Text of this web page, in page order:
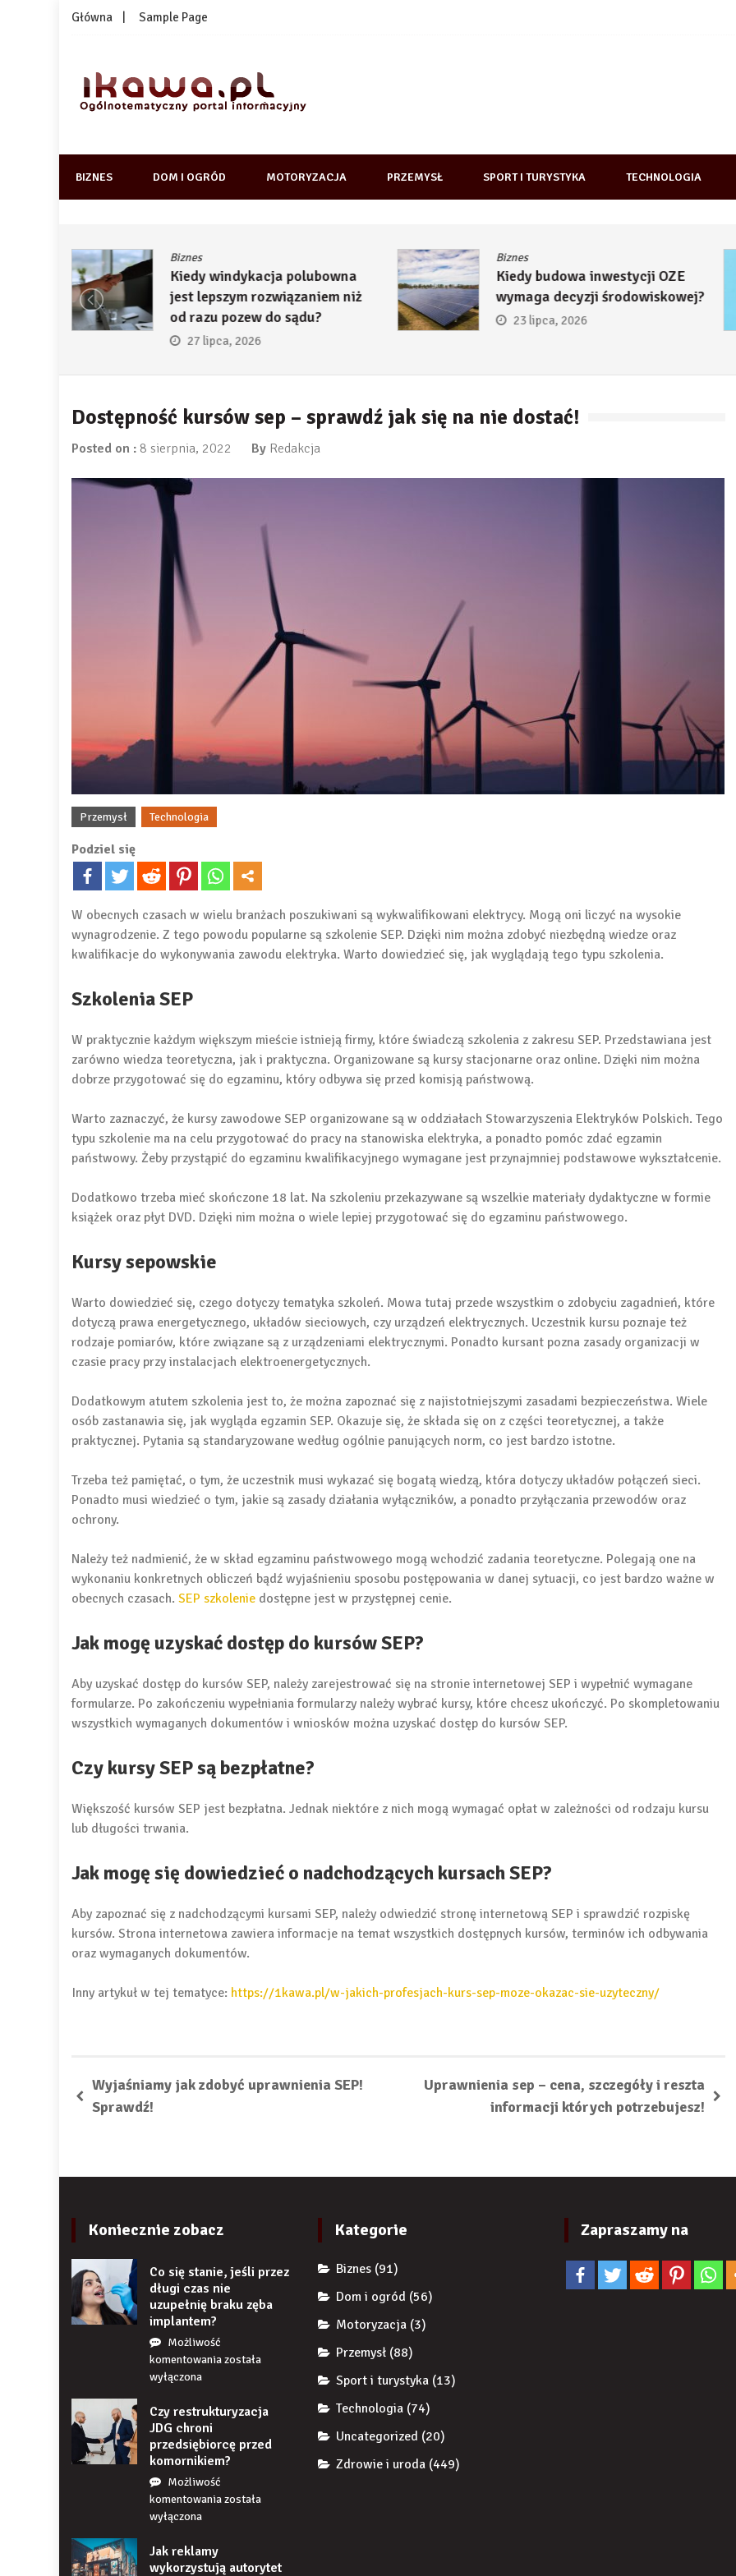
Skip
Główna Sample Page
1kawa.pl
BIZNES DOM I OGRÓD MOTORYZACJA PRZEMYSŁ SPORT I TURYSTYKA TECHNOLOGIA
Biznes
Kiedy windykacja polubowna
jest lepszym rozwiązaniem niż
od razu pozew do sądu?
27 lipca, 2026
Biznes
Kiedy budowa inwestycji OZE
wymaga decyzji środowiskowej?
23 lipca, 2026
Dostępność kursów sep – sprawdź jak się na nie dostać!
Posted on : 8 sierpnia, 2022 By Redakcja
Przemysł Technologia
Podziel się
W obecnych czasach w wielu branżach poszukiwani są wykwalifikowani elektrycy. Mogą oni liczyć na wysokie
wynagrodzenie. Z tego powodu popularne są szkolenie SEP. Dzięki nim można zdobyć niezbędną wiedze oraz
kwalifikacje do wykonywania zawodu elektryka. Warto dowiedzieć się, jak wyglądają tego typu szkolenia.
Szkolenia SEP
W praktycznie każdym większym mieście istnieją firmy, które świadczą szkolenia z zakresu SEP. Przedstawiana jest
zarówno wiedza teoretyczna, jak i praktyczna. Organizowane są kursy stacjonarne oraz online. Dzięki nim można
dobrze przygotować się do egzaminu, który odbywa się przed komisją państwową.
Warto zaznaczyć, że kursy zawodowe SEP organizowane są w oddziałach Stowarzyszenia Elektryków Polskich. Tego
typu szkolenie ma na celu przygotować do pracy na stanowiska elektryka, a ponadto pomóc zdać egzamin
państwowy. Żeby przystąpić do egzaminu kwalifikacyjnego wymagane jest przynajmniej podstawowe wykształcenie.
Dodatkowo trzeba mieć skończone 18 lat. Na szkoleniu przekazywane są wszelkie materiały dydaktyczne w formie
książek oraz płyt DVD. Dzięki nim można o wiele lepiej przygotować się do egzaminu państwowego.
Kursy sepowskie
Warto dowiedzieć się, czego dotyczy tematyka szkoleń. Mowa tutaj przede wszystkim o zdobyciu zagadnień, które
dotyczą prawa energetycznego, układów sieciowych, czy urządzeń elektrycznych. Uczestnik kursu poznaje też
rodzaje pomiarów, które związane są z urządzeniami elektrycznymi. Ponadto kursant pozna zasady organizacji w
czasie pracy przy instalacjach elektroenergetycznych.
Dodatkowym atutem szkolenia jest to, że można zapoznać się z najistotniejszymi zasadami bezpieczeństwa. Wiele
osób zastanawia się, jak wygląda egzamin SEP. Okazuje się, że składa się on z części teoretycznej, a także
praktycznej. Pytania są standaryzowane według ogólnie panujących norm, co jest bardzo istotne.
Trzeba też pamiętać, o tym, że uczestnik musi wykazać się bogatą wiedzą, która dotyczy układów połączeń sieci.
Ponadto musi wiedzieć o tym, jakie są zasady działania wyłączników, a ponadto przyłączania przewodów oraz
ochrony.
Należy też nadmienić, że w skład egzaminu państwowego mogą wchodzić zadania teoretyczne. Polegają one na
wykonaniu konkretnych obliczeń bądź wyjaśnieniu sposobu postępowania w danej sytuacji, co jest bardzo ważne w
obecnych czasach. SEP szkolenie dostępne jest w przystępnej cenie.
Jak mogę uzyskać dostęp do kursów SEP?
Aby uzyskać dostęp do kursów SEP, należy zarejestrować się na stronie internetowej SEP i wypełnić wymagane
formularze. Po zakończeniu wypełniania formularzy należy wybrać kursy, które chcesz ukończyć. Po skompletowaniu
wszystkich wymaganych dokumentów i wniosków można uzyskać dostęp do kursów SEP.
Czy kursy SEP są bezpłatne?
Większość kursów SEP jest bezpłatna. Jednak niektóre z nich mogą wymagać opłat w zależności od rodzaju kursu
lub długości trwania.
Jak mogę się dowiedzieć o nadchodzących kursach SEP?
Aby zapoznać się z nadchodzącymi kursami SEP, należy odwiedzić stronę internetową SEP i sprawdzić rozpiskę
kursów. Strona internetowa zawiera informacje na temat wszystkich dostępnych kursów, terminów ich odbywania
oraz wymaganych dokumentów.
Inny artykuł w tej tematyce: https://1kawa.pl/w-jakich-profesjach-kurs-sep-moze-okazac-sie-uzyteczny/
Wyjaśniamy jak zdobyć uprawnienia SEP!
Sprawdź!
Uprawnienia sep – cena, szczegóły i reszta
informacji których potrzebujesz!
Koniecznie zobacz
Co się stanie, jeśli przez
długi czas nie
uzupełnię braku zęba
implantem?
Możliwość
komentowaniaCo
jeśli
długi
czas
uzupełnię
została
wyłączona
Czy restrukturyzacja
JDG chroni
przedsiębiorcę przed
komornikiem?
Możliwość
komentowaniaCzy
przedsiębiorcę
została
wyłączona
Jak reklamy
wykorzystują autorytet
Kategorie
Biznes (91)
Dom i ogród (56)
Motoryzacja (3)
Przemysł (88)
Sport i turystyka (13)
Technologia (74)
Uncategorized (20)
Zdrowie i uroda (449)
Zapraszamy na